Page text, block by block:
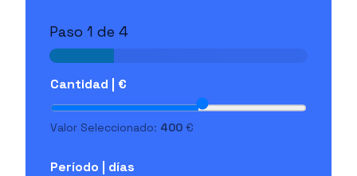
Paso1 de 4
Cantidad | €
Valor Seleccionado: 400 €
Período | días